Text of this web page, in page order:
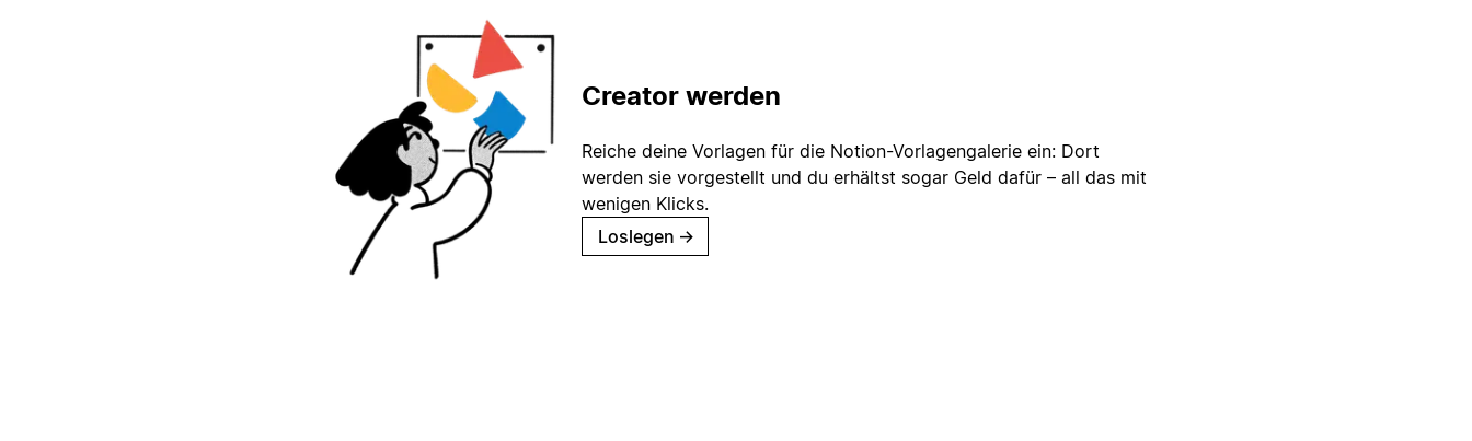
Creator werden
Reiche deine Vorlagen für die Notion-Vorlagengalerie ein: Dort
werden sie vorgestellt und du erhältst sogar Geld dafür – all das mit
wenigen Klicks.
Loslegen →